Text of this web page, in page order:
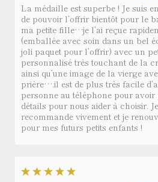
La médaille est superbe ! Je suis
de pouvoir l’offrir bientôt pour le
ma petite fille…je l’ai reçue
(emballée avec soin dans un bel
joli paquet pour l’offrir) avec un
personnalisé très touchant de la
ainsi qu’une image de la vierge
prière….il est de plus très facile
personne au téléphone pour avoir
détails pour nous aider à choisir. Je
recommande vivement et je
pour mes futurs petits enfants !